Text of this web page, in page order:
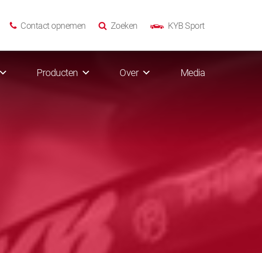
KYB Sport
Zoeken
Contact opnemen
Producten Over Media